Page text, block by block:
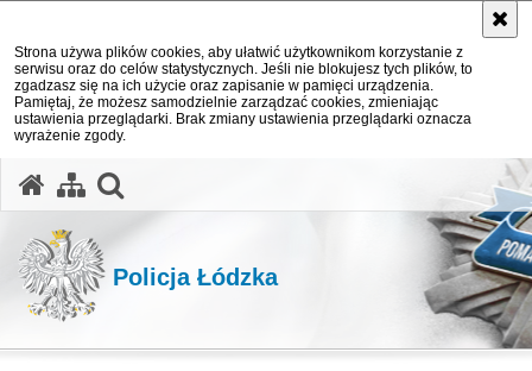
Strona używa plików cookies, aby ułatwić użytkownikom korzystanie z
serwisu oraz do celów statystycznych. Jeśli nie blokujesz tych plików, to
zgadzasz się na ich użycie oraz zapisanie w pamięci urządzenia.
Pamiętaj, że możesz samodzielnie zarządzać cookies, zmieniając
ustawienia przeglądarki. Brak zmiany ustawienia przeglądarki oznacza
wyrażenie zgody.
Policja Łódzka